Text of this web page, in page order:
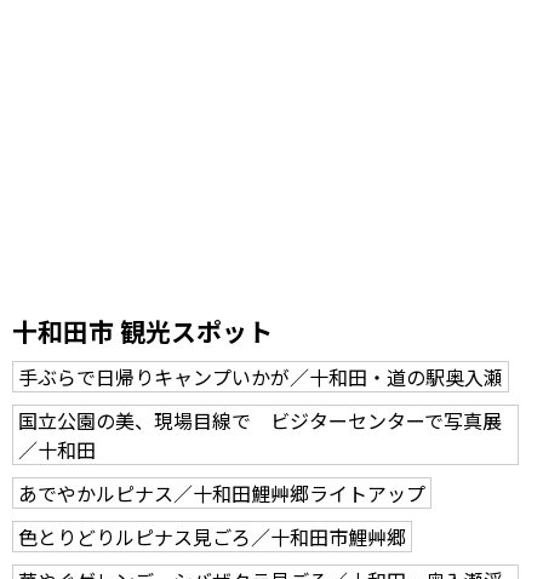
十和田市 観光スポット
手ぶらで日帰りキャンプいかが／十和田・道の駅奥入瀬
国立公園の美、現場目線で ビジターセンターで写真展
／十和田
あでやかルピナス／十和田鯉艸郷ライトアップ
色とりどりルピナス見ごろ／十和田市鯉艸郷